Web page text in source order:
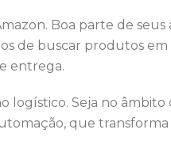
Boa parte de
de buscar produtos
entrega.
logístico. Seja no
que